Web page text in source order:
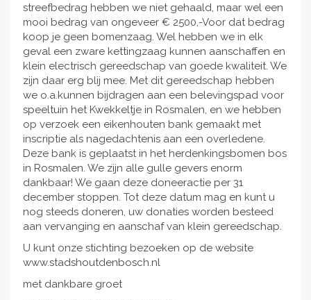
streefbedrag hebben we niet gehaald, maar wel een
mooi bedrag van ongeveer € 2500,-Voor dat bedrag
koop je geen bomenzaag. Wel hebben we in elk
geval een zware kettingzaag kunnen aanschaffen en
klein electrisch gereedschap van goede kwaliteit. We
zijn daar erg blij mee. Met dit gereedschap hebben
we o.a.kunnen bijdragen aan een belevingspad voor
speeltuin het Kwekkeltje in Rosmalen, en we hebben
op verzoek een eikenhouten bank gemaakt met
inscriptie als nagedachtenis aan een overledene.
Deze bank is geplaatst in het herdenkingsbomen bos
in Rosmalen. We zijn alle gulle gevers enorm
dankbaar! We gaan deze doneeractie per 31
december stoppen. Tot deze datum mag en kunt u
nog steeds doneren, uw donaties worden besteed
aan vervanging en aanschaf van klein gereedschap.
U kunt onze stichting bezoeken op de website
www.stadshoutdenbosch.nl
met dankbare groet